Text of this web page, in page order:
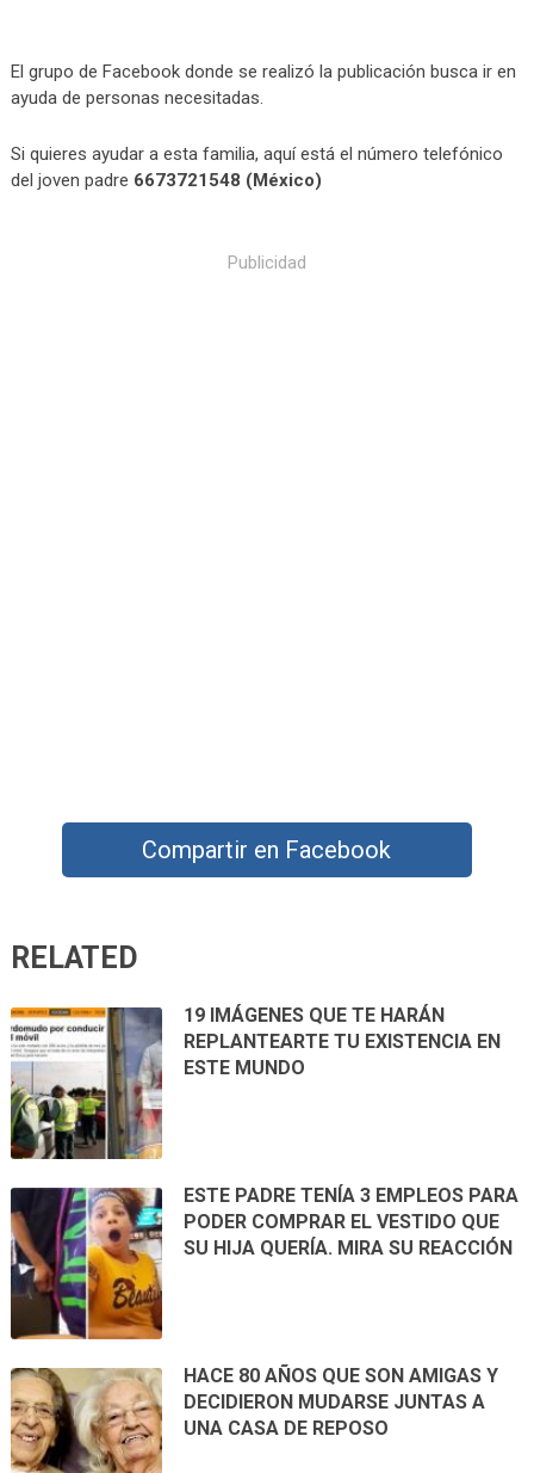
El grupo de Facebook donde se realizó la publicación busca ir en
ayuda de personas necesitadas.
Si quieres ayudar a esta familia, aquí está el número telefónico
del joven padre 6673721548 (México)
Publicidad
Compartir en Facebook
RELATED
19 IMÁGENES QUE TE HARÁN
REPLANTEARTE TU EXISTENCIA EN
ESTE MUNDO
ESTE PADRE TENÍA 3 EMPLEOS PARA
PODER COMPRAR EL VESTIDO QUE
SU HIJA QUERÍA. MIRA SU REACCIÓN
HACE 80 AÑOS QUE SON AMIGAS Y
DECIDIERON MUDARSE JUNTAS A
UNA CASA DE REPOSO